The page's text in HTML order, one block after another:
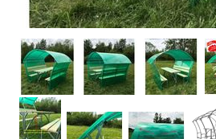
ОРГСТЕКЛО
МОНОЛИТНЫЙ ПОЛИКАРБОНАТ
АЛЮМИНИЙ РИФЛЕНЫЙ И ГЛАДКИЙ